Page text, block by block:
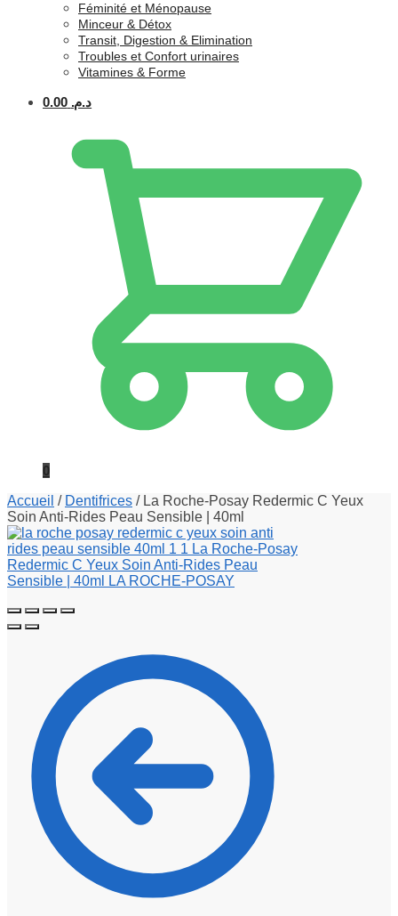
Féminité et Ménopause
Minceur & Détox
Transit, Digestion & Elimination
Troubles et Confort urinaires
Vitamines & Forme
د.م. 0.00
0
Accueil / Dentifrices / La Roche-Posay Redermic C Yeux
Soin Anti-Rides Peau Sensible | 40ml